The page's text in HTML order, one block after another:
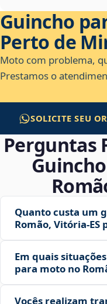
Guincho
Perto de
Moto com problema,
Prestamos o
SOLICITE SEU
Perguntas
Quanto custa um
Romão,
Em quais
para moto no
Vocês realizam